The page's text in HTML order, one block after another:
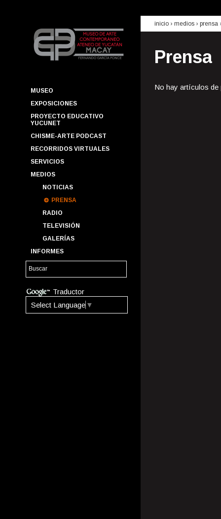
MUSEO
EXPOSICIONES
PROYECTO EDUCATIVO
YUCUNET
CHISME-ARTE PODCAST
RECORRIDOS VIRTUALES
SERVICIOS
MEDIOS
NOTICIAS
PRENSA
RADIO
TELEVISIÓN
GALERÍAS
INFORMES
Traductor
Select Language ▼
inicio › medios › prensa
Prensa
No hay artículos de